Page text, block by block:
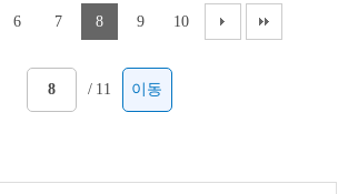
6 7 8 9 10
/ 11 이동